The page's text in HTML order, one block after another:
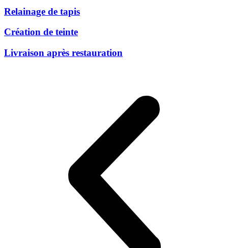
Relainage de tapis
Création de teinte
Livraison après restauration